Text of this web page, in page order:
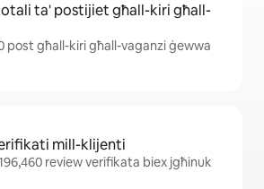
ta' postijiet għall-kiri għall-
post għall-kiri għall-vaganzi ġewwa
mill-klijenti
review verifikata biex jgħinuk